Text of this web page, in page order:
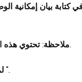
كتابة بيان
*ملاحظة: تحتوي هذه الصفحة حاليًا على عدة أقسام. بعد الانتهاء من تعديل بيان إمكانية الوصول أدناه، يجب حذف هذا القسم.
".